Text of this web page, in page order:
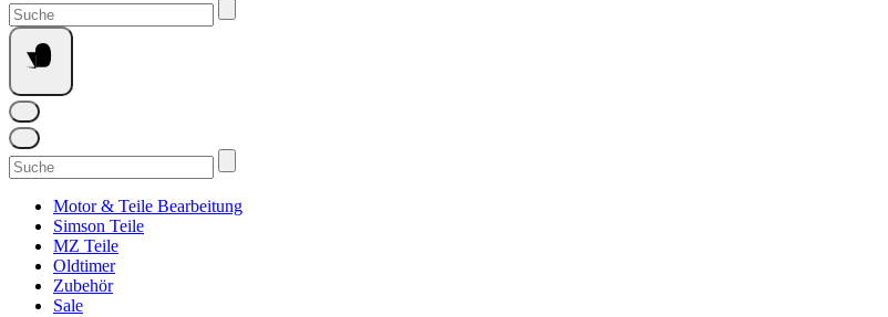
Suchen
nach:
Suchen
nach:
Motor & Teile Bearbeitung
Simson Teile
MZ Teile
Oldtimer
Zubehör
Sale